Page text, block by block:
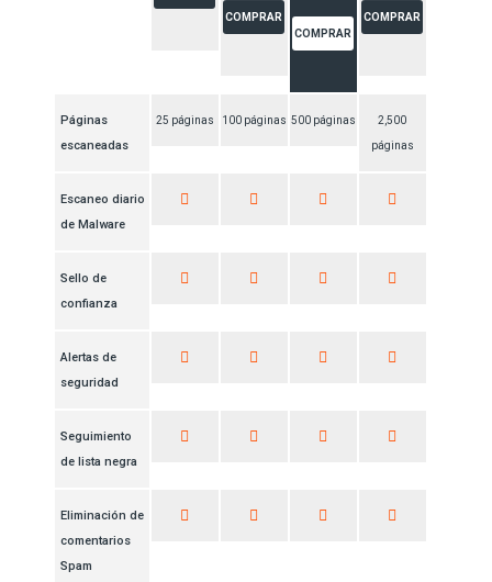
COMPRAR
COMPRAR
COMPRAR
Páginas
escaneadas
25 páginas 100 páginas 500 páginas 2,500
páginas
Escaneo diario
de Malware
Sello de
confianza
Alertas de
seguridad
Seguimiento
de lista negra
Eliminación de
comentarios
Spam